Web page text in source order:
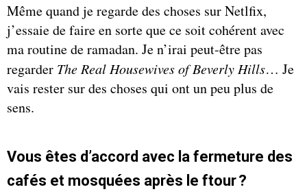
Même quand je regarde des choses sur Netlfix,
j’essaie de faire en sorte que ce soit cohérent avec
ma routine de ramadan. Je n’irai peut-être pas
regarder The Real Housewives of Beverly Hills… Je
vais rester sur des choses qui ont un peu plus de
sens.
Vous êtes d’accord avec la fermeture des
cafés et mosquées après le ftour ?